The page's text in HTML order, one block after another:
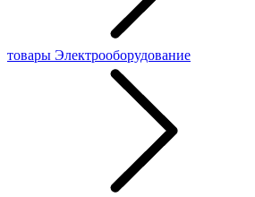
товары Электрооборудование